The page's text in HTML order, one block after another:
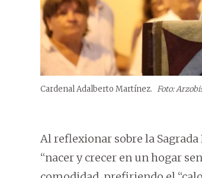
Cardenal Adalberto Martínez. Foto:
Al reflexionar sobre la
“nacer y crecer en un hogar